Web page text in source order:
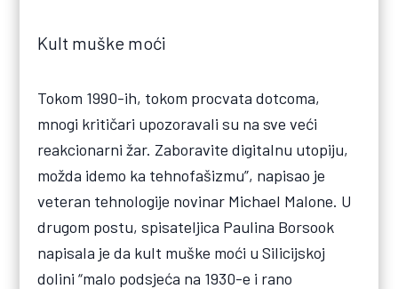
Kult muške moći
Tokom 1990-ih, tokom procvata dotcoma,
mnogi kritičari upozoravali su na sve veći
reakcionarni žar. Zaboravite digitalnu utopiju,
možda idemo ka tehnofašizmu”, napisao je
veteran tehnologije novinar Michael Malone. U
drugom postu, spisateljica Paulina Borsook
napisala je da kult muške moći u Silicijskoj
dolini “malo podsjeća na 1930-e i rano